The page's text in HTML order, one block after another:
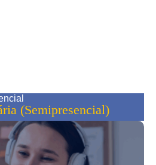
(Semipresencial)